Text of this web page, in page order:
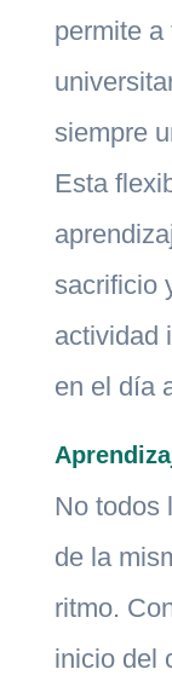
permite
siempre
Esta
sacrificio
actividad
en el día
No todos
de la
ritmo.
inicio del